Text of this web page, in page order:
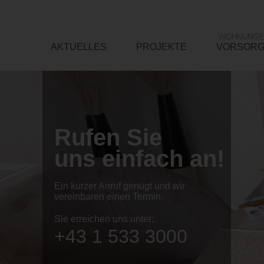
AKTUELLES PROJEKTE
Rufen Sie
uns einfach an!
Ein kurzer Anruf genügt und wir
vereinbaren einen Termin.
Sie erreichen uns unter:
+43 1 533 3000